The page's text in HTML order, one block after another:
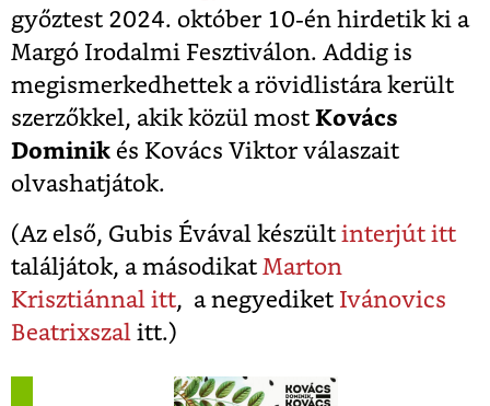
győztest 2024. október 10-én hirdetik ki a
Margó Irodalmi Fesztiválon. Addig is
megismerkedhettek a rövidlistára került
szerzőkkel, akik közül most Kovács
Dominik és Kovács Viktor válaszait
olvashatjátok.
(Az első, Gubis Évával készült interjút itt
találjátok, a másodikat Marton
Krisztiánnal itt, a negyediket Ivánovics
Beatrixszal itt.)